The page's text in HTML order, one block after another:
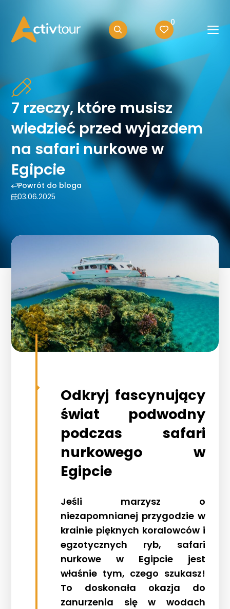
0
7 rzeczy, które musisz
wiedzieć przed wyjazdem
na safari nurkowe w
Egipcie
Powrót do bloga
03.06.2025
Odkryj fascynujący
świat podwodny
podczas safari
nurkowego w
Egipcie
Jeśli marzysz o
niezapomnianej przygodzie w
krainie pięknych koralowców i
egzotycznych ryb, safari
nurkowe w Egipcie jest
właśnie tym, czego szukasz!
To doskonała okazja do
zanurzenia się w wodach